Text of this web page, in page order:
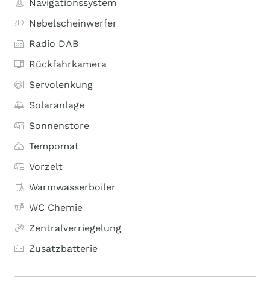
Navigationssystem
Nebelscheinwerfer
Radio DAB
Rückfahrkamera
Servolenkung
Solaranlage
Sonnenstore
Tempomat
Vorzelt
Warmwasserboiler
WC Chemie
Zentralverriegelung
Zusatzbatterie